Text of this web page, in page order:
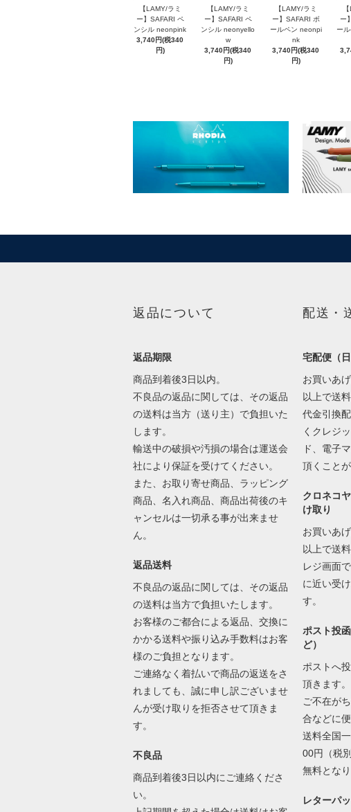
【LAMY/ラミ
ー】SAFARI ペ
ンシル neonpink
3,740円(税340
円)
【LAMY/ラミ
ー】SAFARI ペ
ンシル neonyello
w
3,740円(税340
円)
【LAMY/ラミ
ー】SAFARI ボ
ールペン neonpi
nk
3,740円(税340
円)
ー
ー
返品について
返品期限
商品到着後3日以内。
不良品の返品に関しては、その返品
の送料は当方（送り主）で負担いた
します。
輸送中の破損や汚損の場合は運送会
社により保証を受けてください。
また、お取り寄せ商品、ラッピング
商品、名入れ商品、商品出荷後のキ
ャンセルは一切承る事が出来ませ
ん。
返品送料
不良品の返品に関しては、その返品
の送料は当方で負担いたします。
お客様のご都合による返品、交換に
かかる送料や振り込み手数料はお客
様のご負担となります。
ご連絡なく着払いで商品の返送をさ
れましても、誠に申し訳ございませ
んが受け取りを拒否させて頂きま
す。
不良品
商品到着後3日以内にご連絡くださ
い。
配送・
宅配便（日
お買いあ
以上で送
代金引換
くクレジ
ド、電子
頂くことが
クロネコ
け取り
お買いあ
以上で送
レジ画面
に近い受
す。
ポスト投
ど）
ポストへ
頂きます。
ご不在が
合などに
送料全国
00円（税
無料となり
レターパ